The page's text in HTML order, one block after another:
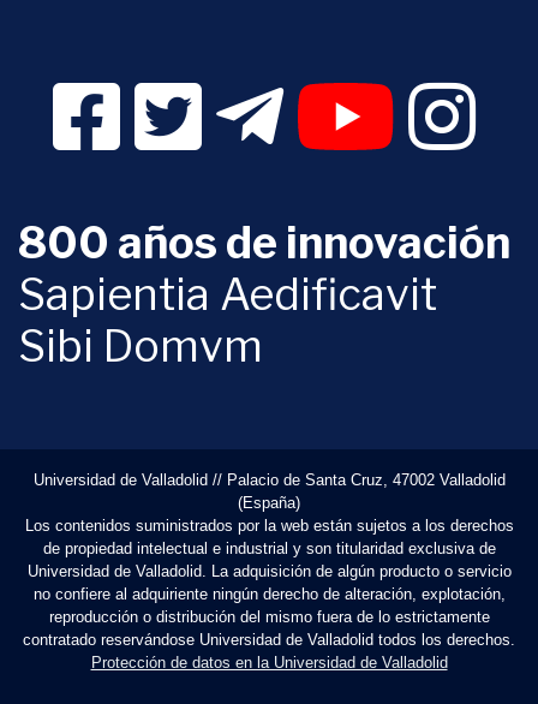
Facebook Digital UVa (se abrirá en una nueva
Twitter Digital UVa (se abrirá en una
Telegram Digital UVa (se
YouTube Digital
800 años de innovación
Sapientia Aedificavit
Sibi Domvm
Universidad de Valladolid // Palacio de Santa Cruz, 47002 Valladolid
(España)
Los contenidos suministrados por la web están sujetos a los derechos
de propiedad intelectual e industrial y son titularidad exclusiva de
Universidad de Valladolid. La adquisición de algún producto o servicio
no confiere al adquiriente ningún derecho de alteración, explotación,
reproducción o distribución del mismo fuera de lo estrictamente
contratado reservándose Universidad de Valladolid todos los derechos.
Protección de datos en la Universidad de Valladolid